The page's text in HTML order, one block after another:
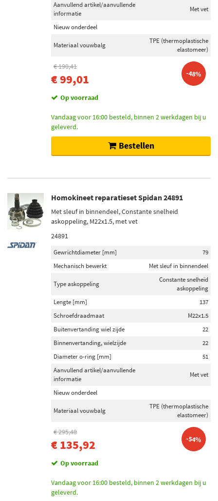
Aanvullend artikel/aanvullende
informatie
Met vet
Nieuw onderdeel
Materiaal vouwbalg
TPE (thermoplastische
elastomeer)
€ 190,41
€ 99,01 -48%
Op voorraad
Vandaag voor 16:00 besteld, binnen 2 werkdagen bij u
geleverd.
Bestellen
Homokineet reparatieset Spidan 24891
Met sleuf in binnendeel, Constante snelheid
askoppeling, M22x1.5, met vet
24891
Gewrichtdiameter [mm]
79
Mechanisch bewerkt
Met sleuf in binnendeel
Type askoppeling
Constante snelheid
askoppeling
Lengte [mm]
137
Schroefdraadmaat
M22x1.5
Buitenvertanding wiel zijde
22
Binnenvertanding, wielzijde
22
Diameter o-ring [mm]
51
Aanvullend artikel/aanvullende
informatie
Met vet
Nieuw onderdeel
Materiaal vouwbalg
TPE (thermoplastische
elastomeer)
€ 295,48
€ 135,92 -54%
Op voorraad
Vandaag voor 16:00 besteld, binnen 2 werkdagen bij u
geleverd.